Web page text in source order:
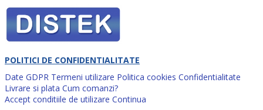
POLITICI DE CONFIDENTIALITATE
Date GDPR Termeni utilizare Politica cookies Confidentialitate
Livrare si plata Cum comanzi?
Accept conditiile de utilizare Continua